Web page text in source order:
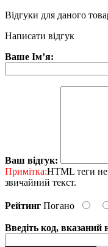
Відгуки для даного
Написати відгук
Ваше Ім’я:
Ваш відгук:
Примітка:HTML теги не
звичайний текст.
Рейтинг Погано
Введіть код, вказаний